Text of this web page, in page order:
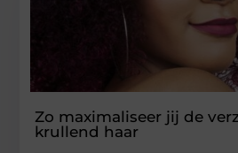
Zo maximaliseer jij de
krullend haar